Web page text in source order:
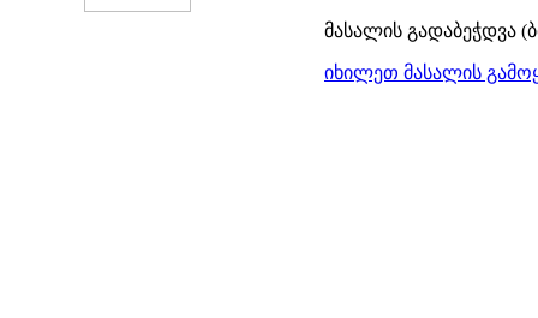
მასალის გადაბეჭდვა
იხილეთ მასალის